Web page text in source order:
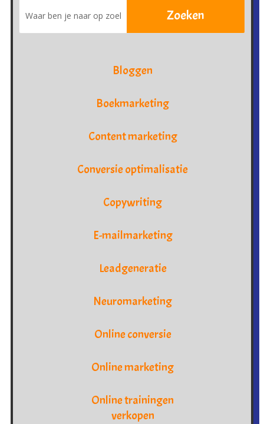
Bloggen
Boekmarketing
Content marketing
Conversie optimalisatie
Copywriting
E-mailmarketing
Leadgeneratie
Neuromarketing
Online conversie
Online marketing
Online trainingen
verkopen